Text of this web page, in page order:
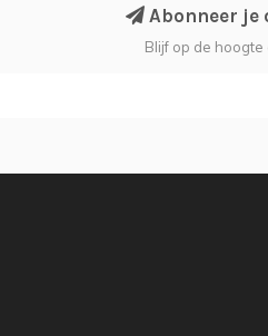
Abonneer je
Blijf op de